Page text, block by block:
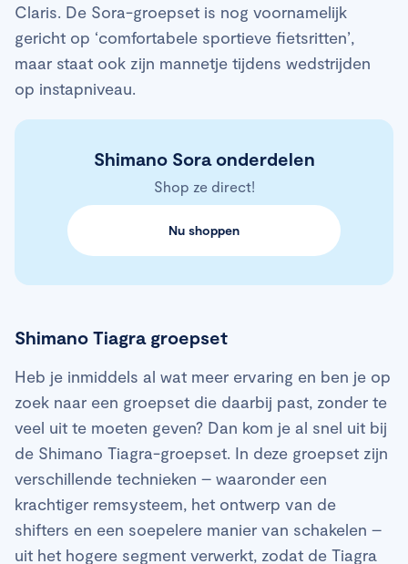
Claris. De Sora-groepset is nog voornamelijk
gericht op ‘comfortabele sportieve fietsritten’,
maar staat ook zijn mannetje tijdens wedstrijden
op instapniveau.
Shimano Sora onderdelen
Shop ze direct!
Nu shoppen
Shimano Tiagra groepset
Heb je inmiddels al wat meer ervaring en ben je op
zoek naar een groepset die daarbij past, zonder te
veel uit te moeten geven? Dan kom je al snel uit bij
de Shimano Tiagra-groepset. In deze groepset zijn
verschillende technieken – waaronder een
krachtiger remsysteem, het ontwerp van de
shifters en een soepelere manier van schakelen –
uit het hogere segment verwerkt, zodat de Tiagra